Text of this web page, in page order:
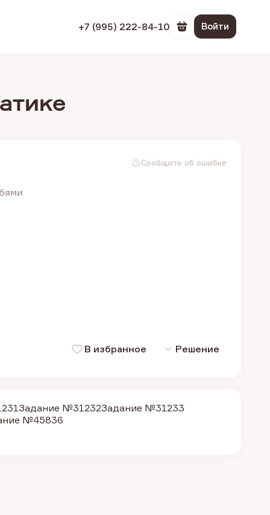
+7 (995) 222-84-10 Перейти в
Войти
Сообщить об ошибке
В избранное Решение
Задание №31232Задание №31233
№45836